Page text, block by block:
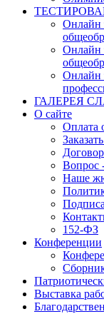
Онлайн
Онлайн
Онлайн
ГАЛЕРЕЯ
О сайте
Оплата
Вопрос
Наше
152-ФЗ
Конференции
Выставка